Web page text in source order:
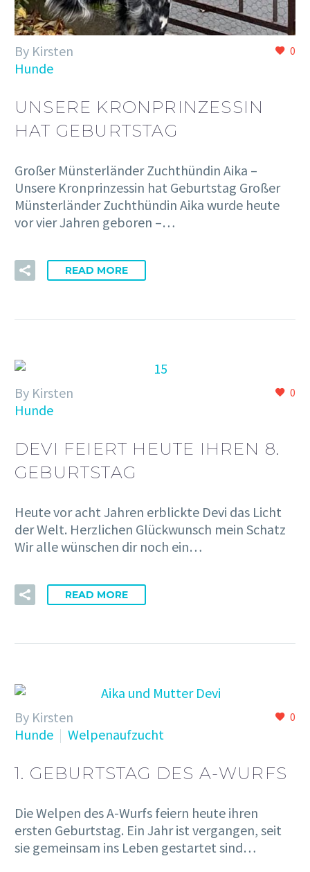
0
By Kirsten
Hunde
UNSERE KRONPRINZESSIN
HAT GEBURTSTAG
Großer Münsterländer Zuchthündin Aika –
Unsere Kronprinzessin hat Geburtstag Großer
Münsterländer Zuchthündin Aika wurde heute
vor vier Jahren geboren –…
READ MORE
0
By Kirsten
Hunde
DEVI FEIERT HEUTE IHREN 8.
GEBURTSTAG
Heute vor acht Jahren erblickte Devi das Licht
der Welt. Herzlichen Glückwunsch mein Schatz
Wir alle wünschen dir noch ein…
READ MORE
0
By Kirsten
Hunde
Welpenaufzucht
1. GEBURTSTAG DES A-WURFS
Die Welpen des A-Wurfs feiern heute ihren
ersten Geburtstag. Ein Jahr ist vergangen, seit
sie gemeinsam ins Leben gestartet sind…